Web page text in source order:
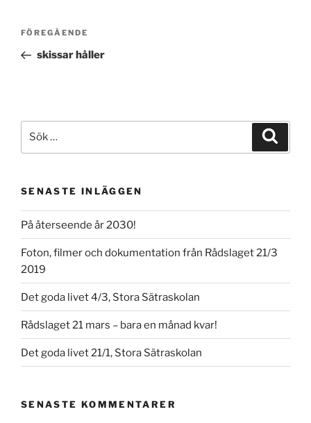
Inläggsnavigering
Föregående
inlägg
FÖREGÅENDE
skissar håller
efter:
SENASTE INLÄGGEN
På återseende år 2030!
Foton, filmer och dokumentation från Rådslaget 21/3
2019
Det goda livet 4/3, Stora Sätraskolan
Rådslaget 21 mars – bara en månad kvar!
Det goda livet 21/1, Stora Sätraskolan
SENASTE KOMMENTARER